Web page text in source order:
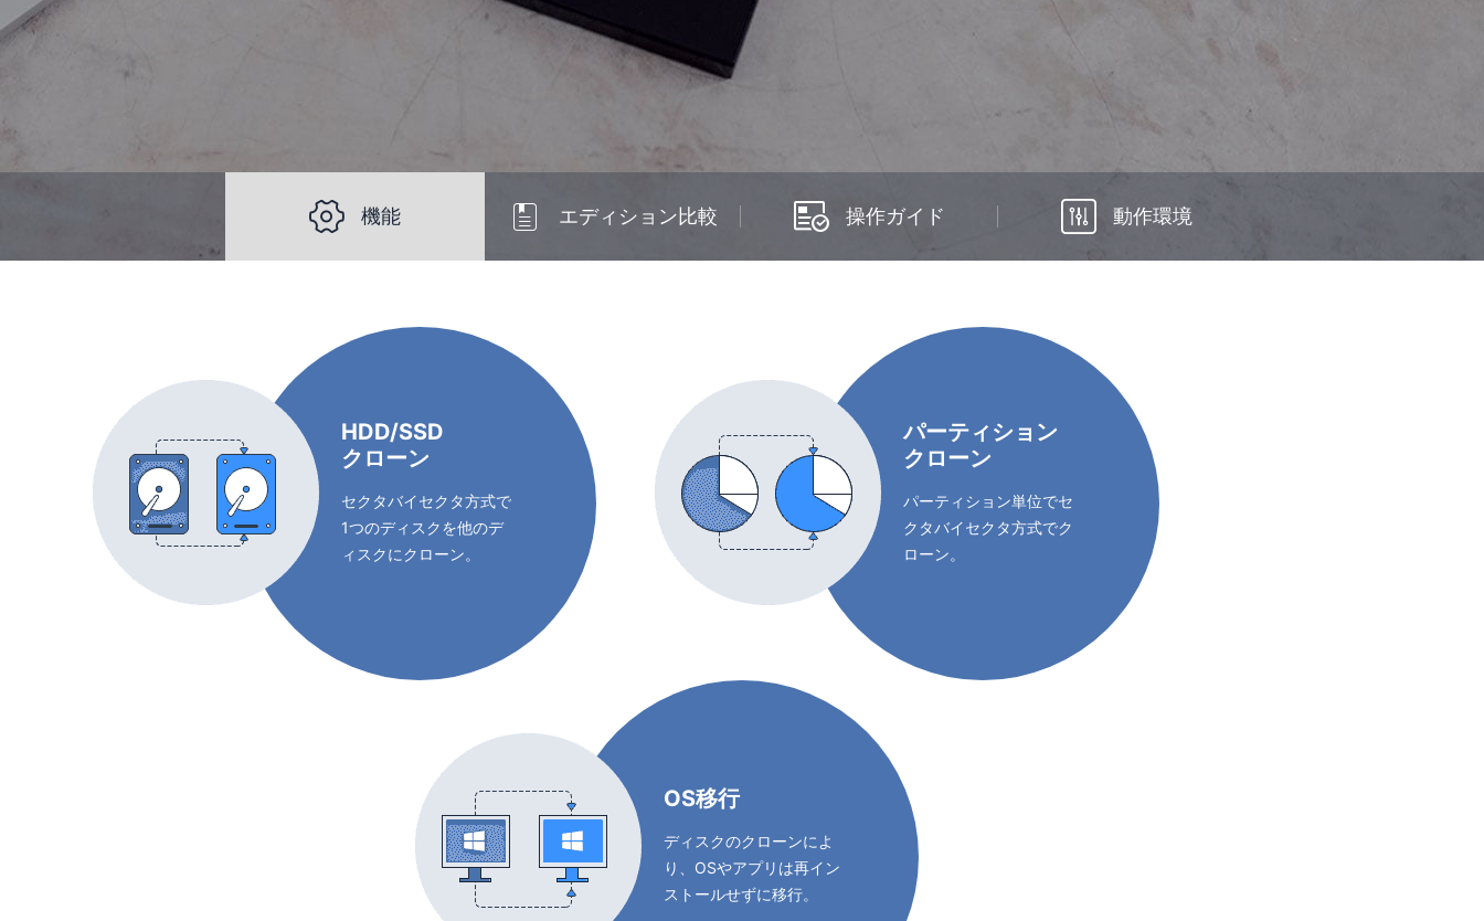
 機能  エディション比較  操作ガイド  動作環境
HDD/SSD
クローン
セクタバイセクタ方式で
1つのディスクを他のデ
ィスクにクローン。
パーティション
クローン
パーティション単位でセ
クタバイセクタ方式でク
ローン。
OS移行
ディスクのクローンによ
り、OSやアプリは再イン
ストールせずに移行。